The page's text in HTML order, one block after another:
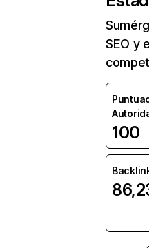
SEO y
100